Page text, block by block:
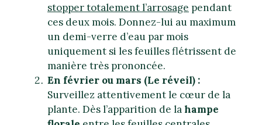
stopper totalement l’arrosage pendant
ces deux mois. Donnez-lui au maximum
un demi-verre d’eau par mois
uniquement si les feuilles flétrissent de
manière très prononcée.
En février ou mars (Le réveil) :
Surveillez attentivement le cœur de la
plante. Dès l’apparition de lahampe